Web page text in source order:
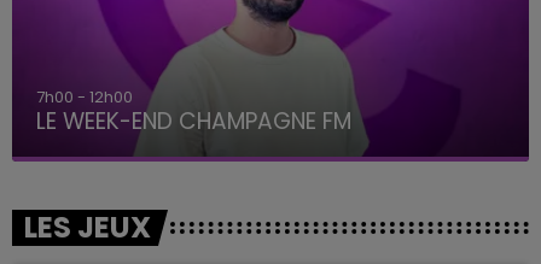
7h00 - 12h00
LE WEEK-END CHAMPAGNE FM
LES JEUX